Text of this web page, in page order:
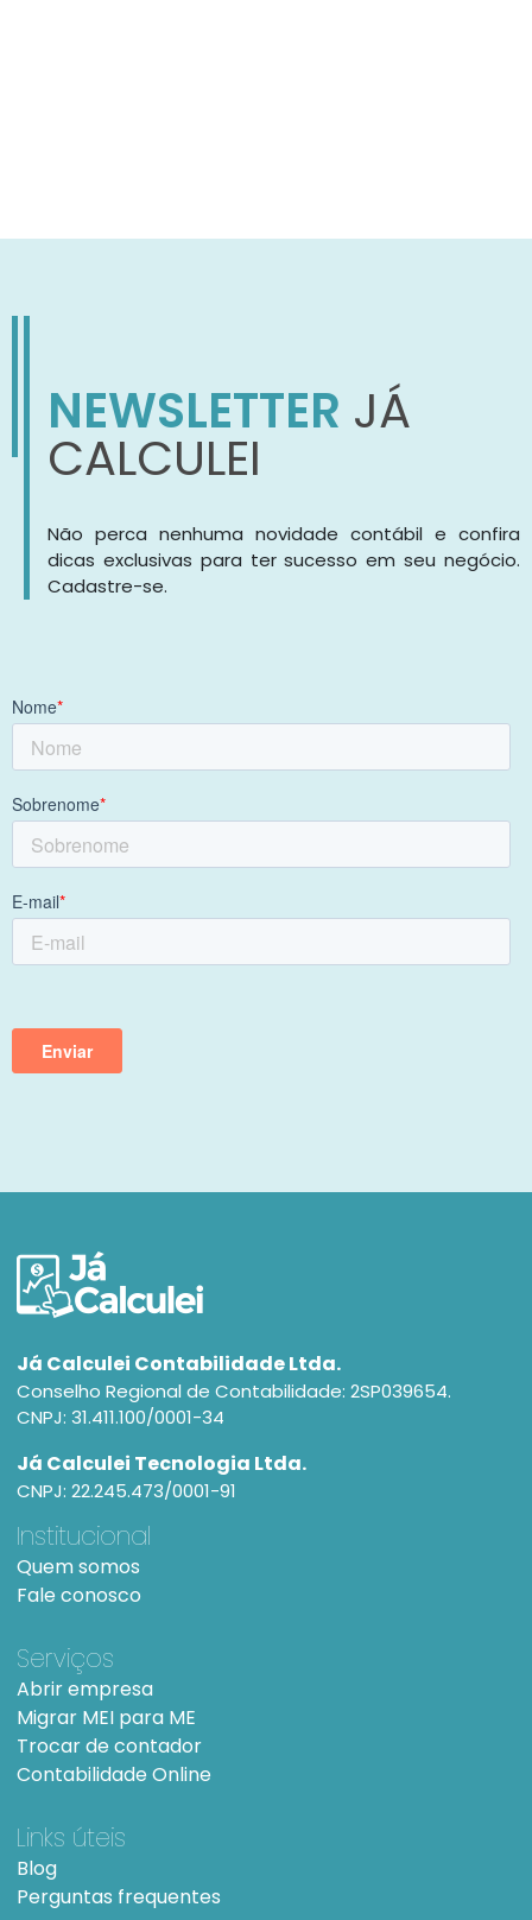
NEWSLETTER JÁ
CALCULEI
Não perca nenhuma novidade contábil e confira
dicas exclusivas para ter sucesso em seu negócio.
Cadastre-se.
Já Calculei Contabilidade Ltda.
Conselho Regional de Contabilidade: 2SP039654.
CNPJ: 31.411.100/0001-34
Já Calculei Tecnologia Ltda.
CNPJ: 22.245.473/0001-91
Institucional
Quem somos
Fale conosco
Serviços
Abrir empresa
Migrar MEI para ME
Trocar de contador
Contabilidade Online
Links úteis
Blog
Perguntas frequentes